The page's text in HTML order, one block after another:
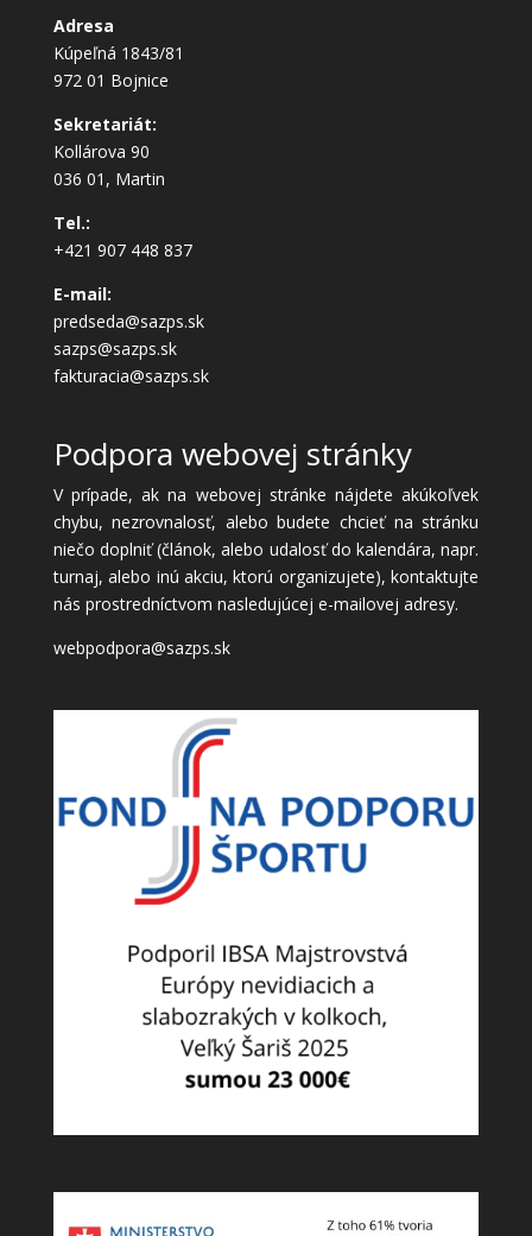
Adresa
Kúpeľná 1843/81
972 01 Bojnice
Sekretariát:
Kollárova 90
036 01, Martin
Tel.:
+421 907 448 837
E-mail:
predseda@sazps.sk
sazps@sazps.sk
fakturacia@sazps.sk
Podpora webovej stránky
V prípade, ak na webovej stránke nájdete akúkoľvek
chybu, nezrovnalosť, alebo budete chcieť na stránku
niečo doplniť (článok, alebo udalosť do kalendára, napr.
turnaj, alebo inú akciu, ktorú organizujete), kontaktujte
nás prostredníctvom nasledujúcej e-mailovej adresy.
webpodpora@sazps.sk